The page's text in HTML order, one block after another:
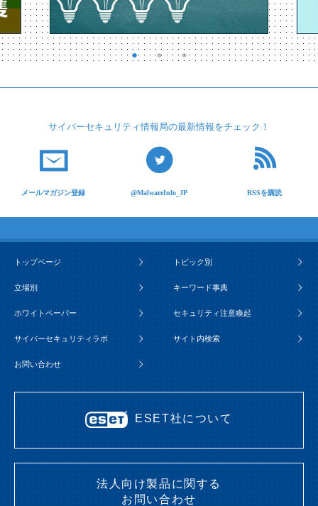
サイバーセキュリティ情報局の最新情報をチェック！
メールマガジン登録 @MalwareInfo_JP RSSを購読
トップページ トピック別
立場別 キーワード事典
ホワイトペーパー セキュリティ注意喚起
サイバーセキュリティラボ サイト内検索
お問い合わせ
ESET社について
法人向け製品に関する
お問い合わせ